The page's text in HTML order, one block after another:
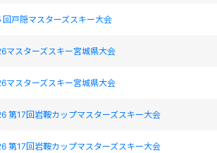
回戸隠マスターズスキー大会
マスターズスキー宮城県大会
マスターズスキー宮城県大会
第17回岩鞍カップマスターズスキー大会
第17回岩鞍カップマスターズスキー大会